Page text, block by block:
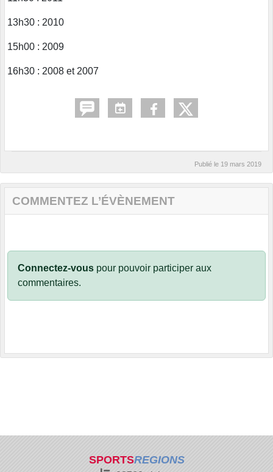
13h30 : 2010
15h00 : 2009
16h30 : 2008 et 2007
Publié le 19 mars 2019
COMMENTEZ L’ÉVÈNEMENT
Connectez-vous pour pouvoir participer aux
commentaires.
SPORTSREGIONS